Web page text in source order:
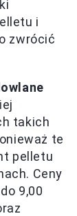
i
zwrócić
takich
te
pelletu
Ceny
9,00